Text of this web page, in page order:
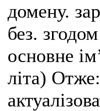
домену.
без.
основне
літа)